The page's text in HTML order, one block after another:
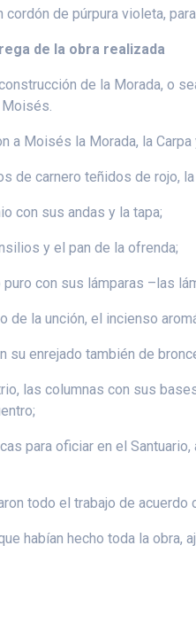
cordón de púrpura violeta,
de la obra realizada
de la Morada, o
Moisés.
a Moisés la Morada, la
de carnero teñidos de rojo,
con sus andas y la tapa;
y el pan de la ofrenda;
con sus lámparas –las
de la unción, el incienso
su enrejado también de
las columnas con sus
para oficiar en el
todo el trabajo de acuerdo
habían hecho toda la obra,